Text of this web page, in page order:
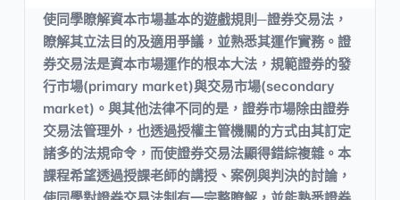
使同學瞭解資本市場基本的遊戲規則─證券交易法，
瞭解其立法目的及適用爭議，並熟悉其運作實務。證
券交易法是資本市場運作的根本大法，規範證券的發
行市場(primary market)與交易市場(secondary
market)。與其他法律不同的是，證券市場除由證券
交易法管理外，也透過授權主管機關的方式由其訂定
諸多的法規命令，而使證券交易法顯得錯綜複雜。本
課程希望透過授課老師的講授、案例與判決的討論，